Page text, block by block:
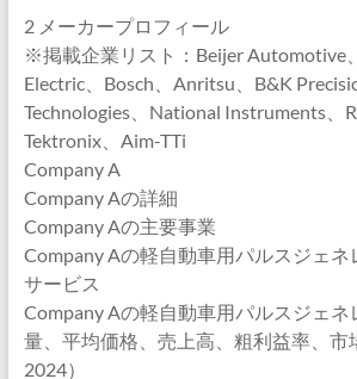
2 メーカープロフィール
※掲載企業リスト：Beijer Automotive
Electric、Bosch、Anritsu、B&K
Technologies、National Instruments、
Tektronix、Aim-TTi
Company A
Company Aの詳細
Company Aの主要事業
Company Aの軽自動車用パルスジェ
サービス
Company Aの軽自動車用パルスジェネ
量、平均価格、売上高、粗利益率、市
2024）